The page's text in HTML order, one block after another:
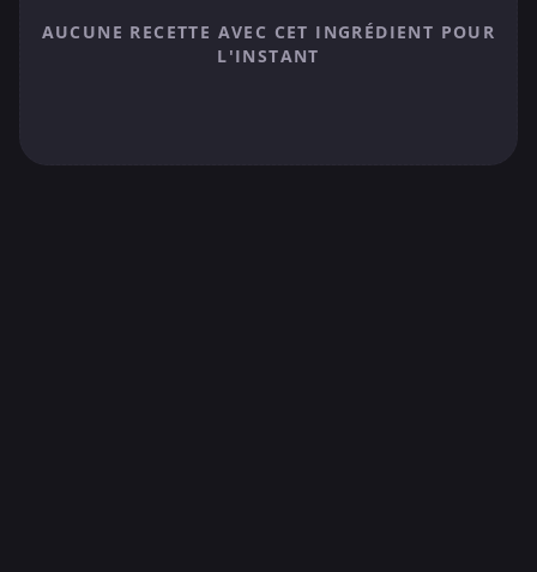
AUCUNE RECETTE AVEC CET INGRÉDIENT POUR
L'INSTANT